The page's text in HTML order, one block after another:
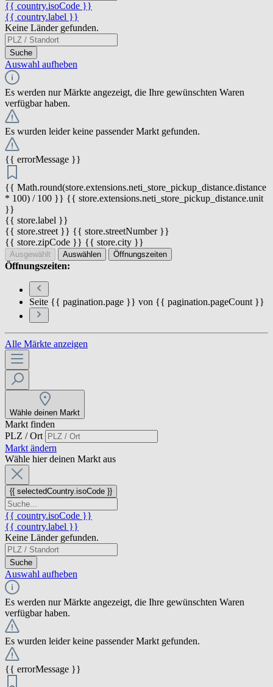
{{ country.isoCode }}
{{ country.label }}
Keine Länder gefunden.
Suche
Auswahl aufheben
Es werden nur Märkte angezeigt, die Ihre gewünschten Waren
verfügbar haben.
Es wurden leider keine passender Markt gefunden.
{{ errorMessage }}
{{ Math.round(store.extensions.neti_store_pickup_distance.distance
* 100) / 100 }} {{ store.extensions.neti_store_pickup_distance.unit
}}
{{ store.label }}
{{ store.street }} {{ store.streetNumber }}
{{ store.zipCode }} {{ store.city }}
Ausgewählt Auswählen Öffnungszeiten
Öffnungszeiten:
Seite {{ pagination.page }} von {{ pagination.pageCount }}
Alle Märkte anzeigen
Wähle deinen Markt
Markt finden
PLZ / Ort
Markt ändern
Wähle hier deinen Markt aus
{{ selectedCountry.isoCode }}
{{ country.isoCode }}
{{ country.label }}
Keine Länder gefunden.
Suche
Auswahl aufheben
Es werden nur Märkte angezeigt, die Ihre gewünschten Waren
verfügbar haben.
Es wurden leider keine passender Markt gefunden.
{{ errorMessage }}